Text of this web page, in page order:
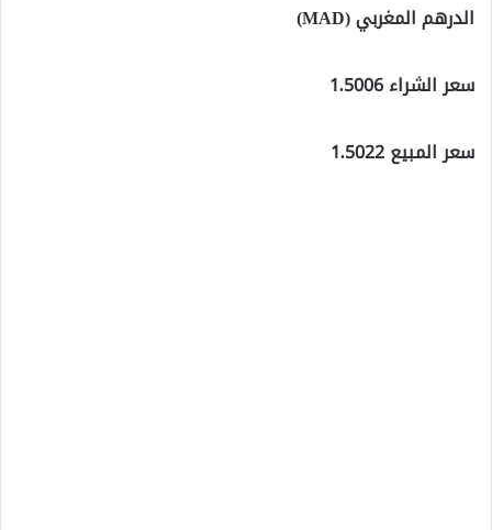
الدرهم المغربي (MAD)
سعر الشراء 1.5006
سعر المبيع 1.5022